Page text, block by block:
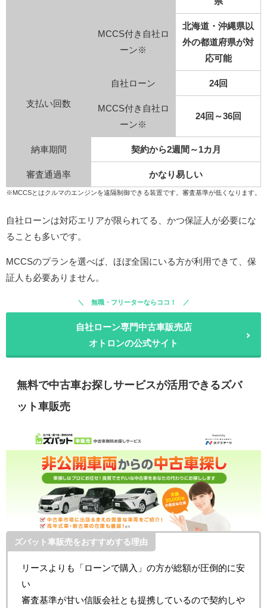
MCCS付き自社ロ
ーン※
北海道・沖縄県以
外の都道府県が対
応可能
支払い回数
自社ローン 24回
MCCS付き自社ロ
ーン※
24回～36回
納車期間 契約から2週間～1カ月
審査通過率 かなり易しい
※MCCSとはクルマのエンジンを遠隔制御できる装置です。審査基準が低くなります。
自社ローンは対応エリアが限られてる、かつ保証人が必要にな
ることも多いです。
MCCSのプランを選べば、ほぼ全国にいる方が利用できて、保
証人も必要ありません。
無職・フリーターならココ！
自社ローン専門中古車販売店
オトロンの公式サイト
無料で中古車お探しサービスが活用できるズバ
ット車販売
ズバット車販売をおすすめする理由
リースよりも「ローンで購入」の方が総額が圧倒的に安
い
審査基準が甘い信販会社とも提携しているので契約しや